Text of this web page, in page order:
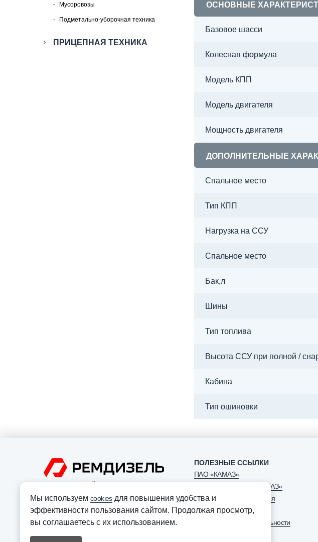
Мусоровозы
Подметально-уборочная техника
ПРИЦЕПНАЯ ТЕХНИКА
ОСНОВНЫЕ
Базовое шасси
Колесная формула
Модель КПП
Модель двигателя
Мощность двигателя
ДОПОЛНИТЕЛЬНЫЕ
Спальное место
Тип КПП
Нагрузка на ССУ
Спальное место
Бак,л
Шины
Тип топлива
Высота ССУ при полной /
Кабина
Тип ошиновки
Мы используем cookiesдля повышения удобства и
эффективности пользования сайтом. Продолжая просмотр,
вы соглашаетесь с их использованием.
ПОЛЕЗНЫЕ ССЫЛКИ
ПАО «КАМАЗ»
ООО «Автозапчасть КАМАЗ»
АО «Лизинговая компания
«КАМАЗ»
Политика конфиденциальности